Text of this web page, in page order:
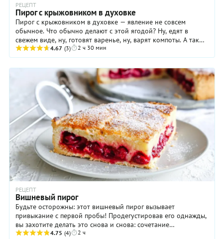
РЕЦЕПТ
Пирог с крыжовником в духовке
Пирог с крыжовником в духовке — явление не совсем
обычное. Что обычно делают с этой ягодой? Ну, едят в
свежем виде, ну, готовят варенье, ну, варят компоты. А так
чтобы сделать с ...
4.67 (3) 2 ч 30 мин
РЕЦЕПТ
Вишневый пирог
Будьте осторожны: этот вишневый пирог вызывает
привыкание с первой пробы! Продегустировав его однажды,
вы захотите делать это снова и снова: сочетание
рассыпчатой основы с ягодами и нежной ...
4.75 (4) 2 ч